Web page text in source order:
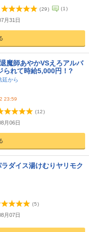
(29) (1 )
月31日
魔師あやかVSえろアルバ
られて時給5,000円！?
廷から
23:59
(12)
月06日
ダイス湯けむりヤリモク
(5)
月07日